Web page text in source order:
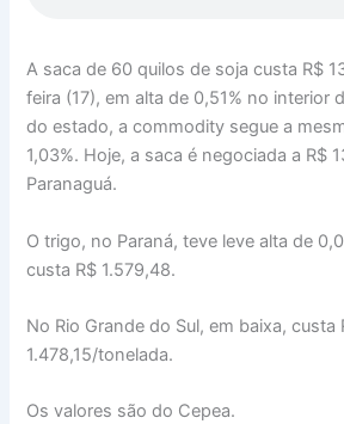
A saca de 60 quilos de soja custa R$
feira (17), em alta de 0,51% no interior
do estado, a commodity segue a
1,03%. Hoje, a saca é negociada a R$
Paranaguá.
O trigo, no Paraná, teve leve alta de
custa R$ 1.579,48.
No Rio Grande do Sul, em baixa, custa
1.478,15/tonelada.
Os valores são do Cepea.